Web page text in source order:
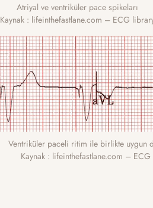
Atriyal ve ventriküler pace spikeları
Kaynak : lifeinthefastlane.com – ECG
Ventriküler paceli ritim ile birlikte uygun
Kaynak : lifeinthefastlane.com –